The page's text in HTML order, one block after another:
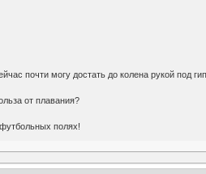
почти могу достать до колена рукой под
от плавания?
полях!